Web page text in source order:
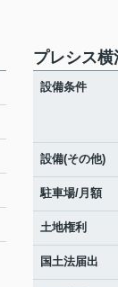
プレシス
設備条件
設備(その他)
駐車場/月額
土地権利
国土法届出